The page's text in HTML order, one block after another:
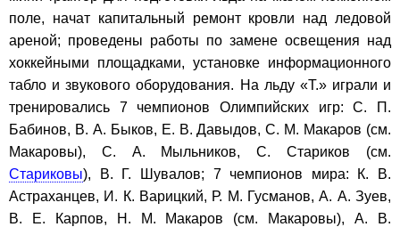
поле, начат капитальный ремонт кровли над ледовой
ареной; проведены работы по замене освещения над
хоккейными площадками, установке информационного
табло и звукового оборудования. На льду «Т.» играли и
тренировались 7 чемпионов Олимпийских игр: С. П.
Бабинов, В. А. Быков, Е. В. Давыдов, С. М. Макаров (см.
Макаровы), С. А. Мыльников, С. Стариков (см.
Стариковы), В. Г. Шувалов; 7 чемпионов мира: К. В.
Астраханцев, И. К. Варицкий, Р. М. Гусманов, А. А. Зуев,
В. Е. Карпов, Н. М. Макаров (см. Макаровы), А. В.